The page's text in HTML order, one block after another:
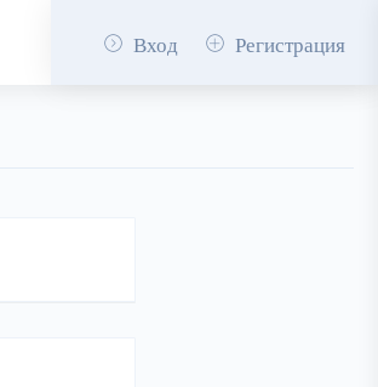
Вход Регистрация